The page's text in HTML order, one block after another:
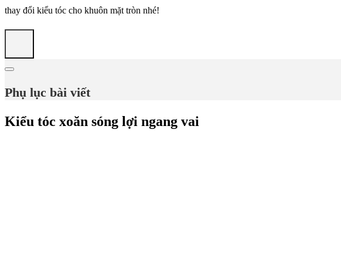
thay đổi kiểu tóc cho khuôn mặt tròn nhé!
Phụ lục bài viết
Kiểu tóc xoăn sóng lợi ngang vai